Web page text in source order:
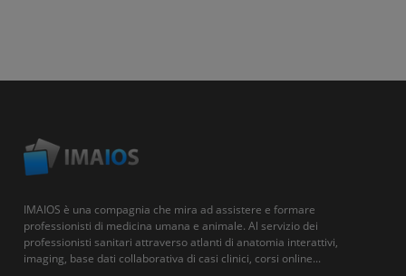
IMAIOS è una compagnia che mira ad assistere e formare
professionisti di medicina umana e animale. Al servizio dei
professionisti sanitari attraverso atlanti di anatomia interattivi,
imaging, base dati collaborativa di casi clinici, corsi online...